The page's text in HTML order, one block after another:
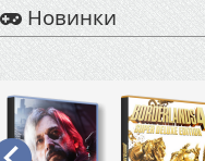
Новинки